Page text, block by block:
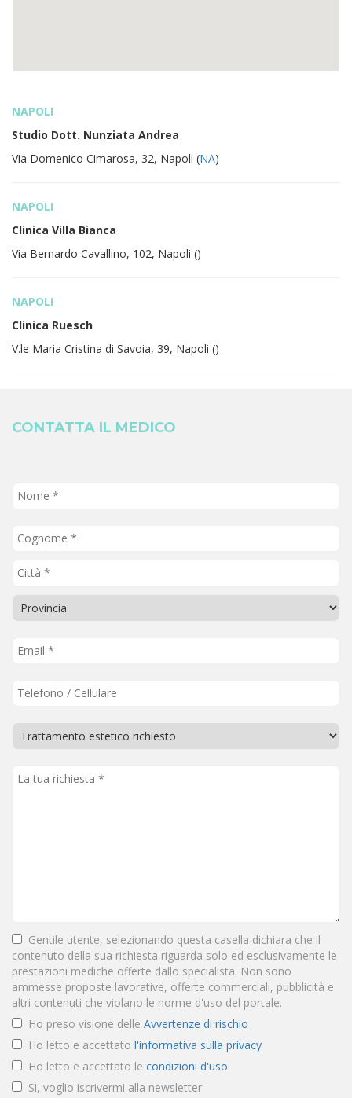
NAPOLI
Studio Dott. Nunziata Andrea
Via Domenico Cimarosa, 32, Napoli (NA)
NAPOLI
Clinica Villa Bianca
Via Bernardo Cavallino, 102, Napoli ()
NAPOLI
Clinica Ruesch
V.le Maria Cristina di Savoia, 39, Napoli ()
CONTATTA IL MEDICO
Gentile utente, selezionando questa casella dichiara che il
contenuto della sua richiesta riguarda solo ed esclusivamente le
prestazioni mediche offerte dallo specialista. Non sono
ammesse proposte lavorative, offerte commerciali, pubblicità e
altri contenuti che violano le norme d'uso del portale.
Ho preso visione delle Avvertenze di rischio
Ho letto e accettato l'informativa sulla privacy
Ho letto e accettato le condizioni d'uso
Si, voglio iscrivermi alla newsletter